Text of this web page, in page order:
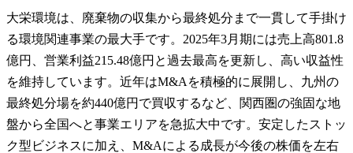
大栄環境は、廃棄物の収集から最終処分まで一貫して手掛け
る環境関連事業の最大手です。2025年3月期には売上高801.8
億円、営業利益215.48億円と過去最高を更新し、高い収益性
を維持しています。近年はM&Aを積極的に展開し、九州の
最終処分場を約440億円で買収するなど、関西圏の強固な地
盤から全国へと事業エリアを急拡大中です。安定したストッ
ク型ビジネスに加え、M&Aによる成長が今後の株価を左右